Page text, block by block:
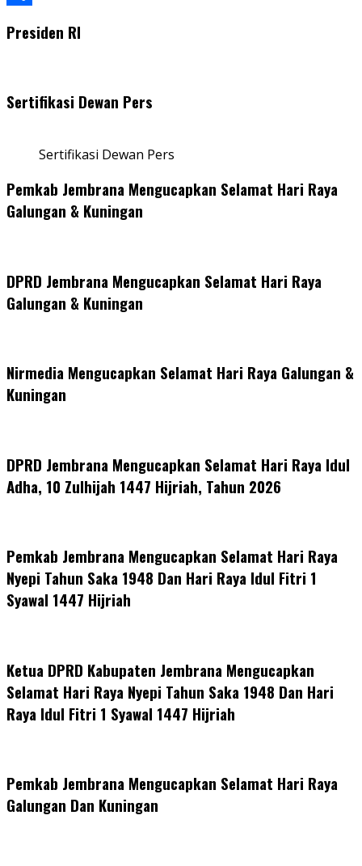
Presiden RI
Sertifikasi Dewan Pers
Sertifikasi Dewan Pers
Pemkab Jembrana Mengucapkan Selamat Hari Raya
Galungan & Kuningan
DPRD Jembrana Mengucapkan Selamat Hari Raya
Galungan & Kuningan
Nirmedia Mengucapkan Selamat Hari Raya Galungan &
Kuningan
DPRD Jembrana Mengucapkan Selamat Hari Raya Idul
Adha, 10 Zulhijah 1447 Hijriah, Tahun 2026
Pemkab Jembrana Mengucapkan Selamat Hari Raya
Nyepi Tahun Saka 1948 Dan Hari Raya Idul Fitri 1
Syawal 1447 Hijriah
Ketua DPRD Kabupaten Jembrana Mengucapkan
Selamat Hari Raya Nyepi Tahun Saka 1948 Dan Hari
Raya Idul Fitri 1 Syawal 1447 Hijriah
Pemkab Jembrana Mengucapkan Selamat Hari Raya
Galungan Dan Kuningan